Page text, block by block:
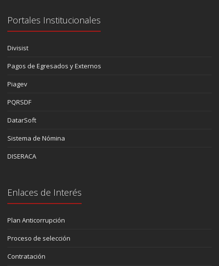
Portales Institucionales
Divisist
Pagos de Egresados y Externos
Piagev
PQRSDF
DatarSoft
Sistema de Nómina
DISERACA
Enlaces de Interés
Plan Anticorrupción
Proceso de selección
Contratación